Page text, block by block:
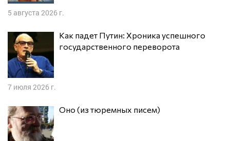
5 августа 2026 г.
Как падет Путин: Хроника успешного
государственного переворота
7 июля 2026 г.
Оно (из тюремных писем)